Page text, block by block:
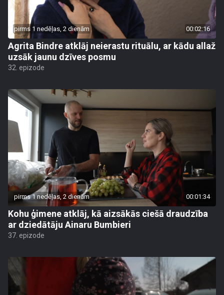
pirms 1 nedēļas, 2 dienām 00:02:16
Agrita Bindre atklāj neierastu rituālu, ar kādu allaž
uzsāk jaunu dzīves posmu
32. epizode
pirms 1 nedēļas, 2 dienām 00:01:34
Kohu ģimene atklāj, kā aizsākās ciešā draudzība
ar dziedātāju Ainaru Bumbieri
37. epizode